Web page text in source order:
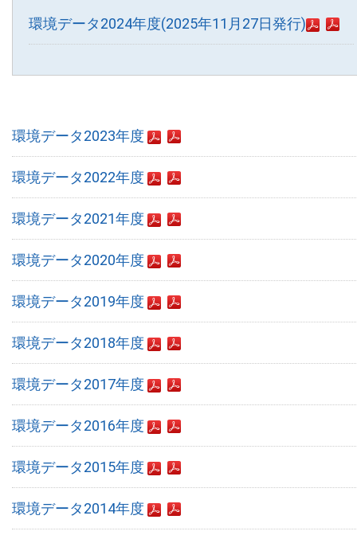
環境データ2024年度(2025年11月27日発行)
環境データ2023年度
環境データ2022年度
環境データ2021年度
環境データ2020年度
環境データ2019年度
環境データ2018年度
環境データ2017年度
環境データ2016年度
環境データ2015年度
環境データ2014年度